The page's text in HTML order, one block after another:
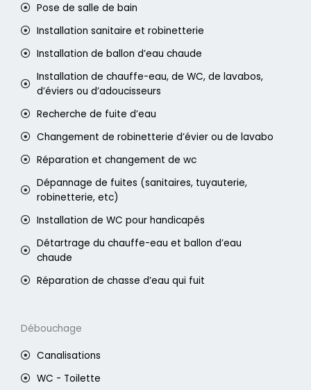
Pose de salle de bain
Installation sanitaire et robinetterie
Installation de ballon d’eau chaude
Installation de chauffe-eau, de WC, de lavabos,
d’éviers ou d’adoucisseurs
Recherche de fuite d’eau
Changement de robinetterie d’évier ou de lavabo
Réparation et changement de wc
Dépannage de fuites (sanitaires, tuyauterie,
robinetterie, etc)
Installation de WC pour handicapés
Détartrage du chauffe-eau et ballon d’eau
chaude
Réparation de chasse d’eau qui fuit
Débouchage
Canalisations
WC - Toilette